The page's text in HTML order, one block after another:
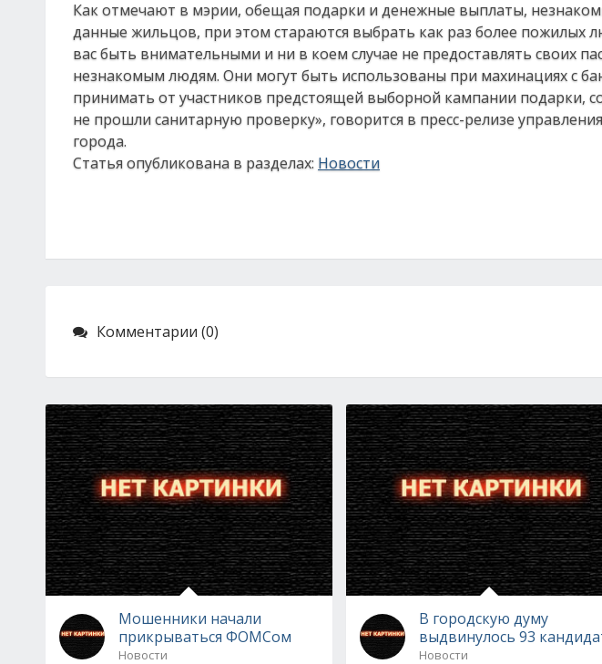
Как отмечают в мэрии, обещая подарки и денежные выплаты,
данные жильцов, при этом стараются выбрать как раз более пожилых
вас быть внимательными и ни в коем случае не предоставлять своих
незнакомым людям. Они могут быть использованы при махинациях с
принимать от участников предстоящей выборной кампании подарки,
не прошли санитарную проверку», говорится в пресс-релизе
города.
Статья опубликована в разделах: Новости
Комментарии (0)
Мошенники начали
прикрываться ФОМСом
Новости
В городскую думу
выдвинулось 93
Новости